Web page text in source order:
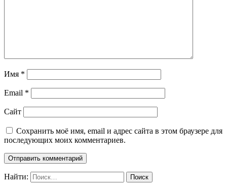
Имя *
Email *
Сайт
Сохранить моё имя, email и адрес сайта в этом браузере для
последующих моих комментариев.
Найти: